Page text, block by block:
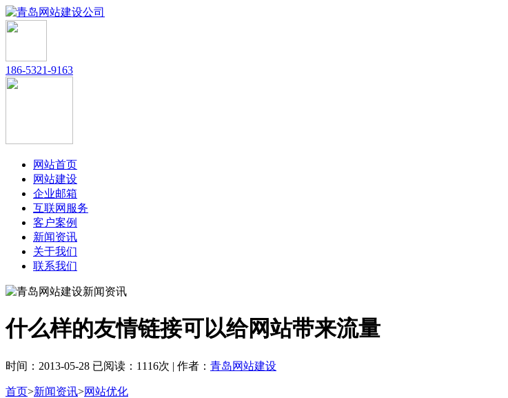
186-5321-9163
网站首页
网站建设
企业邮箱
互联网服务
客户案例
新闻资讯
关于我们
联系我们
什么样的友情链接可以给网站带来流量
时间：2013-05-28 已阅读：1116次 | 作者： 青岛网站建设
首页>新闻资讯>网站优化